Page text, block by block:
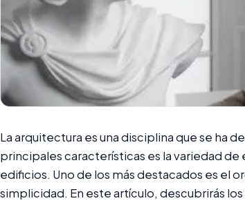
La arquitectura es una disciplina que se ha
principales características es la variedad
edificios. Uno de los más destacados es el
simplicidad. En este artículo, descubrirás